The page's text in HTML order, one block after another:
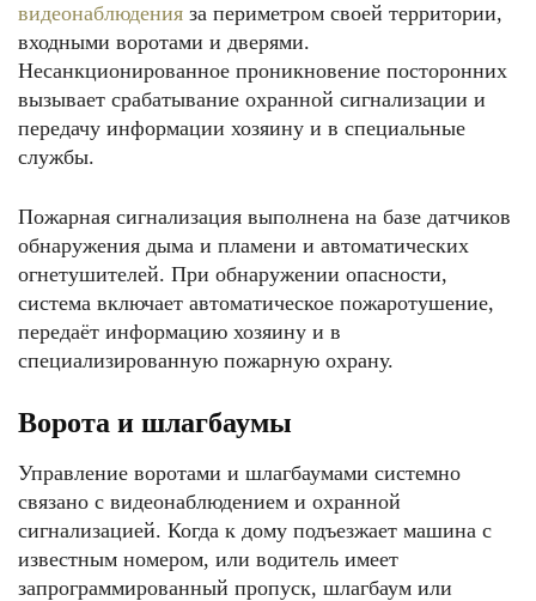
видеонаблюдения за периметром своей территории,
входными воротами и дверями.
Несанкционированное проникновение посторонних
вызывает срабатывание охранной сигнализации и
передачу информации хозяину и в специальные
службы.
Пожарная сигнализация выполнена на базе датчиков
обнаружения дыма и пламени и автоматических
огнетушителей. При обнаружении опасности,
система включает автоматическое пожаротушение,
передаёт информацию хозяину и в
специализированную пожарную охрану.
Ворота и шлагбаумы
Управление воротами и шлагбаумами системно
связано с видеонаблюдением и охранной
сигнализацией. Когда к дому подъезжает машина с
известным номером, или водитель имеет
запрограммированный пропуск, шлагбаум или